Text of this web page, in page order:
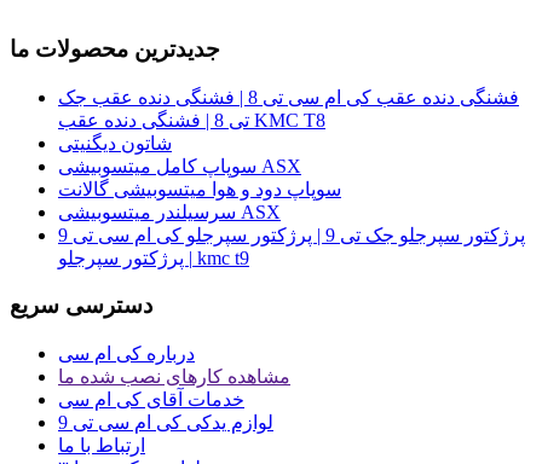
جدیدترین محصولات ما
فشنگی دنده عقب کی ام سی تی 8 | فشنگی دنده عقب جک
تی 8 | فشنگی دنده عقب KMC T8
شاتون دیگنیتی
سوپاپ کامل میتسوبیشی ASX
سوپاپ دود و هوا میتسوبیشی گالانت
سرسیلندر میتسوبیشی ASX
پرژکتور سپرجلو جک تی 9 | پرژکتور سپرجلو کی ام سی تی 9
| پرژکتور سپرجلو kmc t9
دسترسی سریع
درباره کی ام سی
مشاهده کارهای نصب شده ما
خدمات آقای کی ام سی
لوازم یدکی کی ام سی تی 9
ارتباط با ما